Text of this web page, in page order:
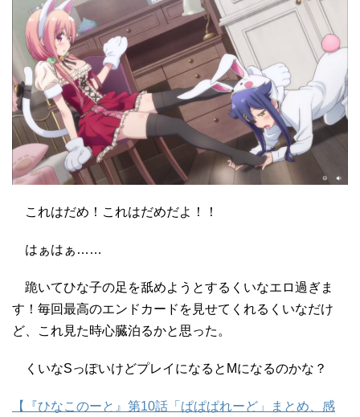
これはだめ！これはだめだよ！！
はぁはぁ……
跪いてひな子の足を舐めようとするくいなエロ過ぎま
す！毎回最高のエンドカードを見せてくれるくいなだけ
ど、これ見た時心臓泊るかと思った。
くいなSっぽいけどプレイになるとMになるのかな？
【『ひなこのーと』第10話「ぱぱぱれーど」まとめ、感